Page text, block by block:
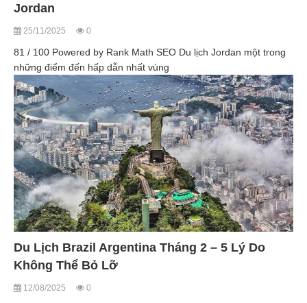
Jordan
25/11/2025 0
81 / 100 Powered by Rank Math SEO Du lịch Jordan một trong
những điểm đến hấp dẫn nhất vùng
Du Lịch Brazil Argentina Tháng 2 – 5 Lý Do
Không Thể Bỏ Lỡ
12/08/2025 0